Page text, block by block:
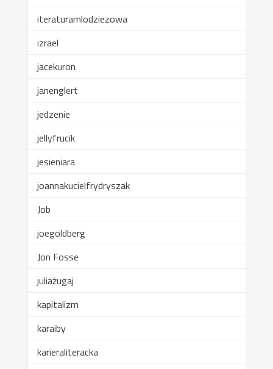
iteraturamlodziezowa
izrael
jacekuron
janenglert
jedzenie
jellyfrucik
jesieniara
joannakucielfrydryszak
Job
joegoldberg
Jon Fosse
juliażugaj
kapitalizm
karaiby
karieraliteracka